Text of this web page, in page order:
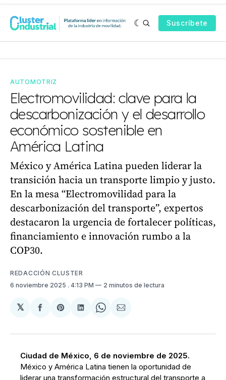
Suscríbete
AUTOMOTRIZ
Electromovilidad: clave para la
descarbonización y el desarrollo
económico sostenible en
América Latina
México y América Latina pueden liderar la
transición hacia un transporte limpio y justo.
En la mesa “Electromovilidad para la
descarbonización del transporte”, expertos
destacaron la urgencia de fortalecer políticas,
financiamiento e innovación rumbo a la
COP30.
REDACCIÓN CLUSTER
6 noviembre 2025 . 4:13 PM 2 minutos de lectura
𝕏
Compartir
Facebook
Share
Pinterest
Compartir
LinkedIn
Share
WhatsApp
Compartir
Email
Ciudad de México, 6 de noviembre de 2025.
México y América Latina tienen la oportunidad de
liderar una transformación estructural del transporte a